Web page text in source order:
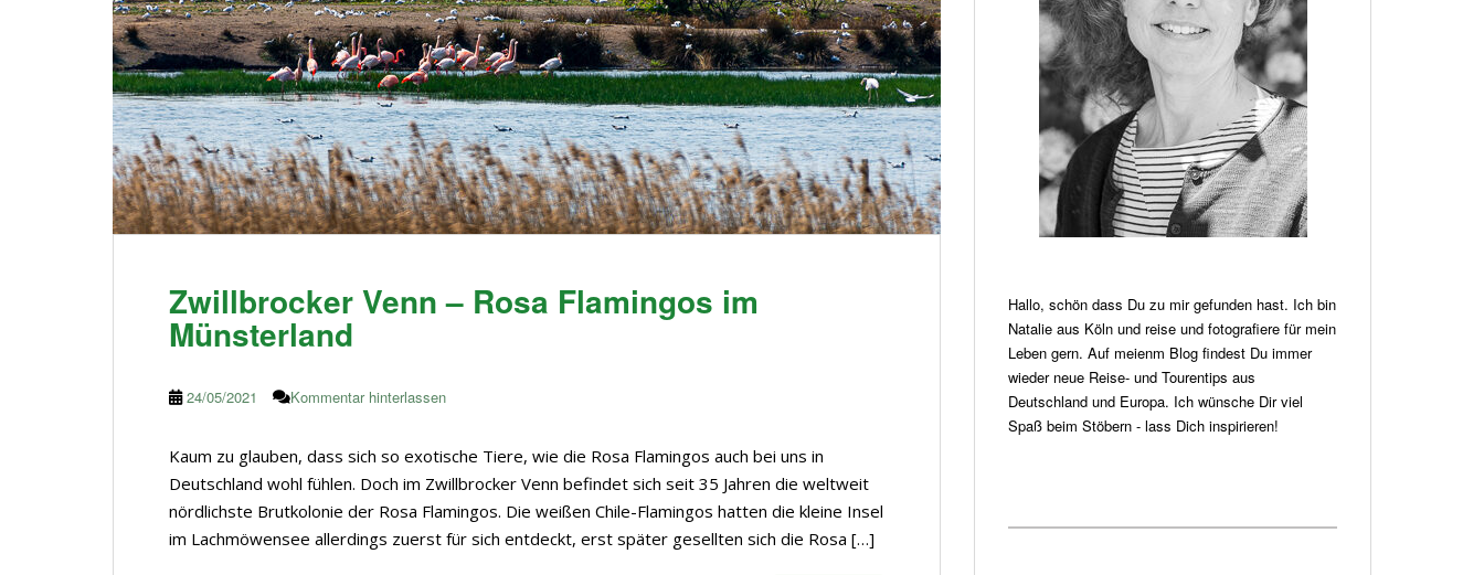
Zwillbrocker Venn – Rosa Flamingos im
Münsterland
24/05/2021 Kommentar hinterlassen
Kaum zu glauben, dass sich so exotische Tiere, wie die Rosa Flamingos auch bei uns in
Deutschland wohl fühlen. Doch im Zwillbrocker Venn befindet sich seit 35 Jahren die weltweit
nördlichste Brutkolonie der Rosa Flamingos. Die weißen Chile-Flamingos hatten die kleine Insel
im Lachmöwensee allerdings zuerst für sich entdeckt, erst später gesellten sich die Rosa […]
Hallo, schön dass Du zu mir gefunden hast. Ich bin
Natalie aus Köln und reise und fotografiere für mein
Leben gern. Auf meienm Blog findest Du immer
wieder neue Reise- und Tourentips aus
Deutschland und Europa. Ich wünsche Dir viel
Spaß beim Stöbern - lass Dich inspirieren!